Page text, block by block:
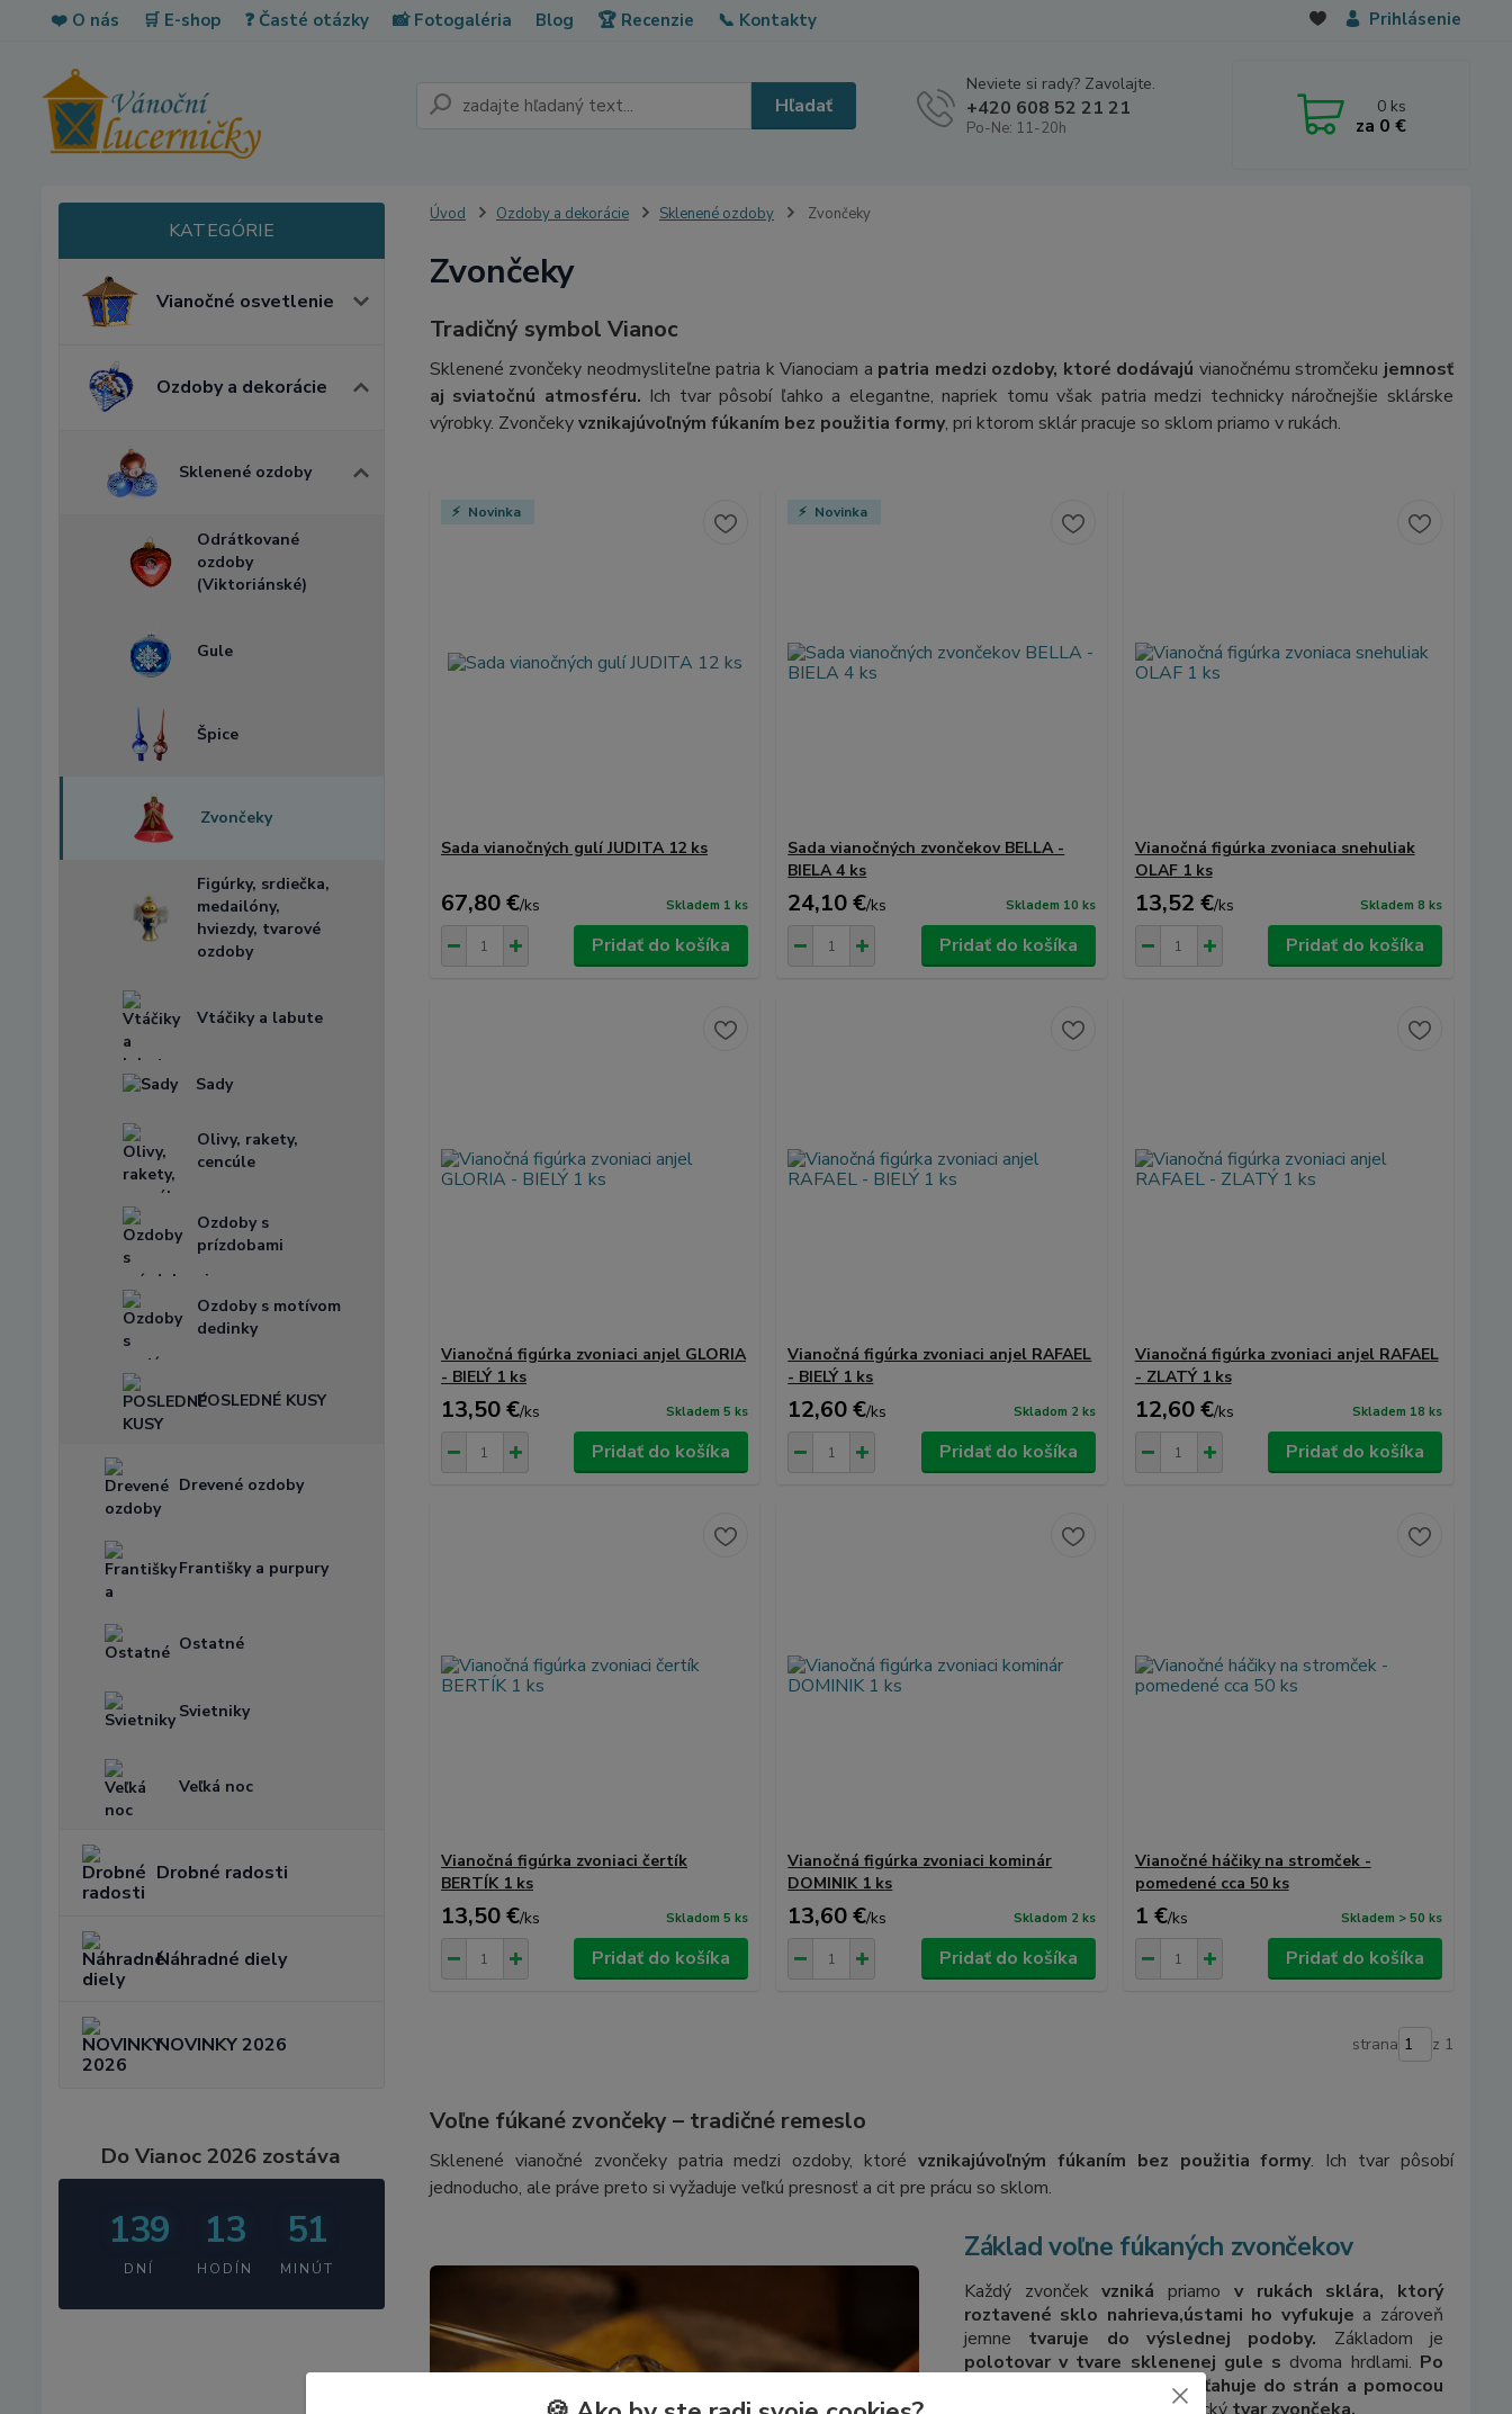
❤️ O nás 🛒 E-shop ❓ Časté otázky 📸 Fotogaléria 🏆 Recenzie 📞 Kontakty
Blog Prihlásenie
Hľadať
Neviete si rady? Zavolajte.
+420 608 52 21 21
Po-Ne: 11-20h
0 ks
za 0 €
Vianočné osvetlenie
Ozdoby a dekorácie
Sklenené ozdoby
Odrátkované
ozdoby
(Viktoriánské)
Gule
Špice
Zvončeky
Figúrky, srdiečka,
medailóny,
hviezdy, tvarové
ozdoby
Vtáčiky a labute
Sady
Olivy, rakety,
cencúle
Ozdoby s
prízdobami
Ozdoby s motívom
dedinky
POSLEDNÉ KUSY
Drevené ozdoby
Františky a purpury
Ostatné
Svietniky
Veľká noc
Drobné radosti
Náhradné diely
NOVINKY 2026
Do Vianoc 2026 zostáva
139
DNÍ
13
HODÍN
51
MINÚT
Úvod Ozdoby a dekorácie Sklenené ozdoby Zvončeky
Zvončeky
Tradičný symbol Vianoc
Sklenené zvončeky neodmysliteľne patria k Vianociam a patria medzi ozdoby, ktoré dodávajú vianočnému stromčeku jemnosť
aj sviatočnú atmosféru. Ich tvar pôsobí ľahko a elegantne, napriek tomu však patria medzi technicky náročnejšie sklárske
výrobky. Zvončekyvznikajúvoľným fúkaním bez použitia formy, pri ktorom sklár pracuje so sklom priamo v rukách.
Novinka
Sada vianočných gulí JUDITA 12 ks
67,80 €/ks Skladem 1 ks
Pridať do košíka
Novinka
Sada vianočných zvončekov BELLA -
BIELA ​​4 ks
24,10 €/ks Skladem 10 ks
Pridať do košíka
Vianočná figúrka zvoniaca snehuliak
OLAF 1 ks
13,52 €/ks Skladem 8 ks
Pridať do košíka
Vianočná figúrka zvoniaci anjel GLORIA
- BIELÝ 1 ks
13,50 €/ks Skladem 5 ks
Pridať do košíka
Vianočná figúrka zvoniaci anjel RAFAEL
- BIELÝ 1 ks
12,60 €/ks Skladom 2 ks
Pridať do košíka
Vianočná figúrka zvoniaci anjel RAFAEL
- ZLATÝ 1 ks
12,60 €/ks Skladem 18 ks
Pridať do košíka
Vianočná figúrka zvoniaci čertík
BERTÍK 1 ks
13,50 €/ks Skladom 5 ks
Pridať do košíka
Vianočná figúrka zvoniaci kominár
DOMINIK 1 ks
13,60 €/ks Skladom 2 ks
Pridať do košíka
Vianočné háčiky na stromček -
pomedené cca 50 ks
1 €/ks Skladem > 50 ks
Pridať do košíka
strana z 1
Voľne fúkané zvončeky – tradičné remeslo
Sklenené vianočné zvončeky patria medzi ozdoby, ktoré vznikajúvoľným fúkaním bez použitia formy. Ich tvar pôsobí
jednoducho, ale práve preto si vyžaduje veľkú presnosť a cit pre prácu so sklom.
Základ voľne fúkaných zvončekov
Každý zvončekvznikápriamo v rukách sklára, ktorý
roztavené sklo nahrieva,ústami ho vyfukuje a zároveň
jemne tvaruje do výslednej podoby. Základom je
polotovar v tvare sklenenej gule s dvoma hrdlami. Po
sa sklo postupnevyťahuje do strán a pomocou